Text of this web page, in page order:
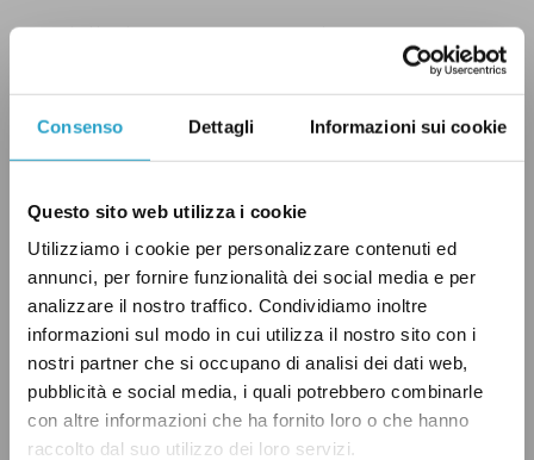
Consenso Dettagli Informazioni sui cookie
Questo sito web utilizza i cookie
Utilizziamo i cookie per personalizzare contenuti ed
annunci, per fornire funzionalità dei social media e per
analizzare il nostro traffico. Condividiamo inoltre
informazioni sul modo in cui utilizza il nostro sito con i
nostri partner che si occupano di analisi dei dati web,
pubblicità e social media, i quali potrebbero combinarle
con altre informazioni che ha fornito loro o che hanno
raccolto dal suo utilizzo dei loro servizi.
Una delle differenze principali tra i vari status –
rifugiato, protezione sussidiaria o umanitaria
accordata dal governo italiano
quinquennale, rinnovabile senza rivalutazione
delle condizioni. La protezione sussidiaria
accorda una permesso triennale, mentre la
protezione umanitaria riconosce un permesso
solamente annuale. In questi due ultimi casi, il
permesso di soggiorno è rinnovabile previa
rivalutazione delle condizioni che hanno